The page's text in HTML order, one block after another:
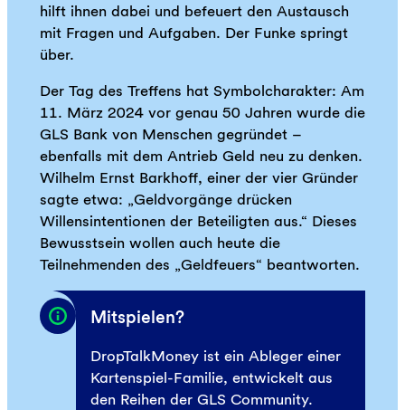
hilft ihnen dabei und befeuert den Austausch
mit Fragen und Aufgaben. Der Funke springt
über.
Der Tag des Treffens hat Symbolcharakter: Am
11. März 2024 vor genau 50 Jahren wurde die
GLS Bank von Menschen gegründet –
ebenfalls mit dem Antrieb Geld neu zu denken.
Wilhelm Ernst Barkhoff, einer der vier Gründer
sagte etwa: „Geldvorgänge drücken
Willensintentionen der Beteiligten aus.“ Dieses
Bewusstsein wollen auch heute die
Teilnehmenden des „Geldfeuers“ beantworten.
Mitspielen?
DropTalkMoney ist ein Ableger einer
Kartenspiel-Familie, entwickelt aus
den Reihen der GLS Community.